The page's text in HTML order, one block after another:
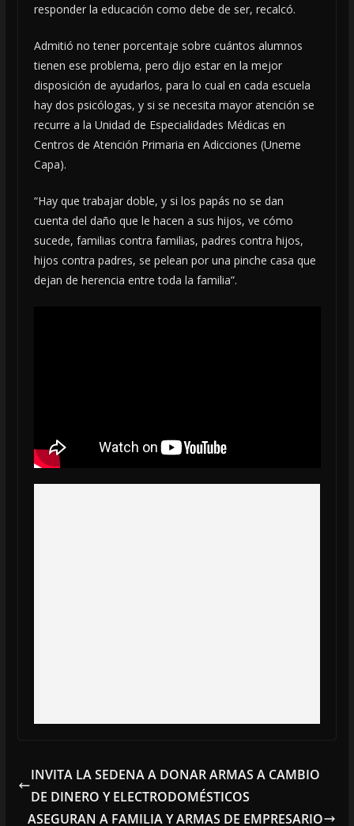
responder la educación como debe de ser, recalcó.
Admitió no tener porcentaje sobre cuántos alumnos
tienen ese problema, pero dijo estar en la mejor
disposición de ayudarlos, para lo cual en cada escuela
hay dos psicólogas, y si se necesita mayor atención se
recurre a la Unidad de Especialidades Médicas en
Centros de Atención Primaria en Adicciones (Uneme
Capa).
“Hay que trabajar doble, y si los papás no se dan
cuenta del daño que le hacen a sus hijos, ve cómo
sucede, familias contra familias, padres contra hijos,
hijos contra padres, se pelean por una pinche casa que
dejan de herencia entre toda la familia”.
INVITA LA SEDENA A DONAR ARMAS A CAMBIO
DE DINERO Y ELECTRODOMÉSTICOS
ASEGURAN A FAMILIA Y ARMAS DE EMPRESARIO